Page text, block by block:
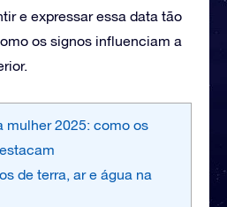
e expressar essa data tão
os signos influenciam a
mulher 2025: como os
de terra, ar e água na